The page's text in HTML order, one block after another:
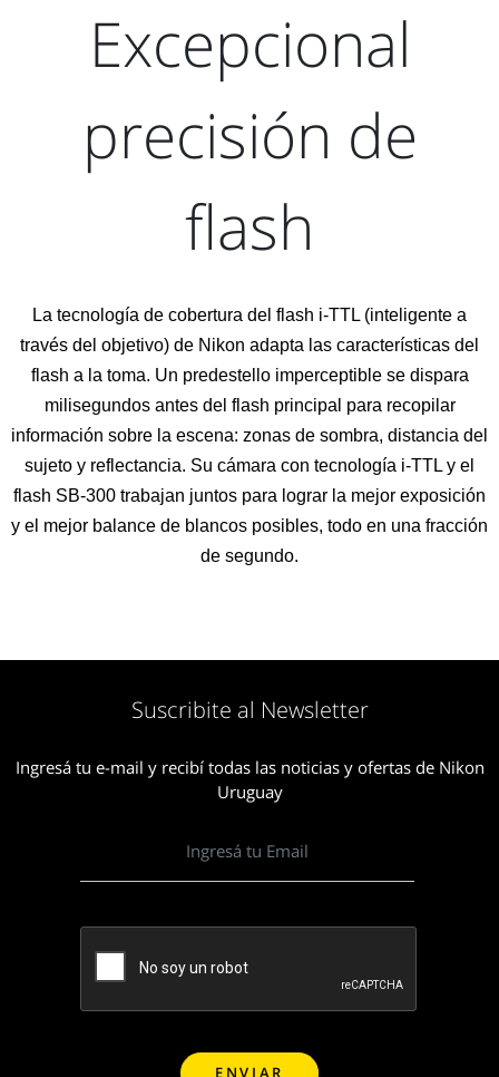
Excepcional
precisión de
flash
La tecnología de cobertura del flash i-TTL (inteligente a
través del objetivo) de Nikon adapta las características del
flash a la toma. Un predestello imperceptible se dispara
milisegundos antes del flash principal para recopilar
información sobre la escena: zonas de sombra, distancia del
sujeto y reflectancia. Su cámara con tecnología i-TTL y el
flash SB-300 trabajan juntos para lograr la mejor exposición
y el mejor balance de blancos posibles, todo en una fracción
de segundo.
Suscribite al Newsletter
Ingresá tu e-mail y recibí todas las noticias y ofertas de Nikon
Uruguay